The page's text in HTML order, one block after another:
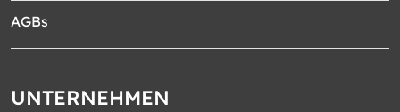
AGBs
UNTERNEHMEN